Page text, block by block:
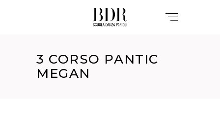
3 CORSO PANTIC
MEGAN